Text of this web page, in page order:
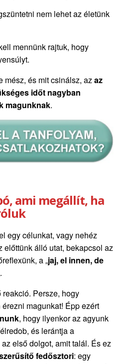
nem lehet az életünk
mennünk rajtuk, hogy
mész, és mit csinálsz, azaz
időt nagyban
magunknak.
ami megállít, ha
egy célunkat, vagy nehéz
előttünk álló utat, bekapcsol az
a „jaj, el innen, de
Persze, hogy
magunkat! Épp ezért
, hogy ilyenkor az agyunk
és lerántja a
első dolgot, amit talál. És ez
fedősztori: egy